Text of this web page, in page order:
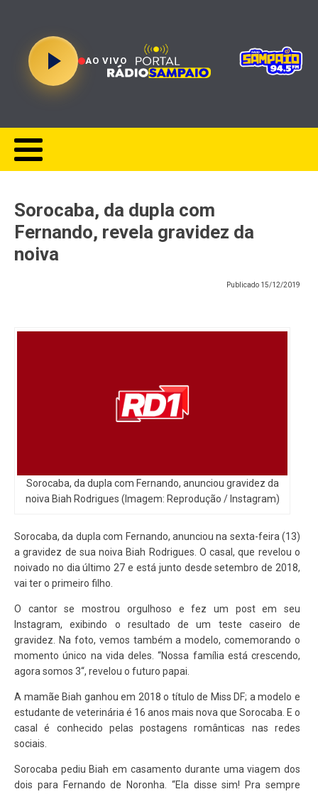
AO VIVO
Sorocaba, da dupla com
Fernando, revela gravidez da
noiva
Publicado 15/12/2019
Sorocaba, da dupla com Fernando, anunciou gravidez da
noiva Biah Rodrigues (Imagem: Reprodução / Instagram)
Sorocaba, da dupla com Fernando, anunciou na sexta-feira (13)
a gravidez de sua noiva Biah Rodrigues. O casal, que revelou o
noivado no dia último 27 e está junto desde setembro de 2018,
vai ter o primeiro filho.
O cantor se mostrou orgulhoso e fez um post em seu
Instagram, exibindo o resultado de um teste caseiro de
gravidez. Na foto, vemos também a modelo, comemorando o
momento único na vida deles. “Nossa família está crescendo,
agora somos 3“, revelou o futuro papai.
A mamãe Biah ganhou em 2018 o título de Miss DF; a modelo e
estudante de veterinária é 16 anos mais nova que Sorocaba. E o
casal é conhecido pelas postagens românticas nas redes
sociais.
Sorocaba pediu Biah em casamento durante uma viagem dos
dois para Fernando de Noronha. “Ela disse sim! Pra sempre